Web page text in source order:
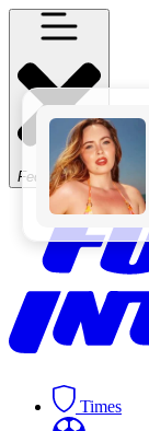
Fechar Menu
Times